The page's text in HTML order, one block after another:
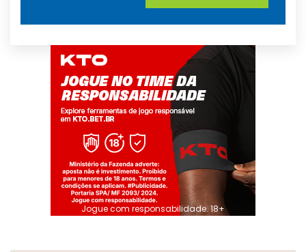
Jogue com responsabilidade. 18+